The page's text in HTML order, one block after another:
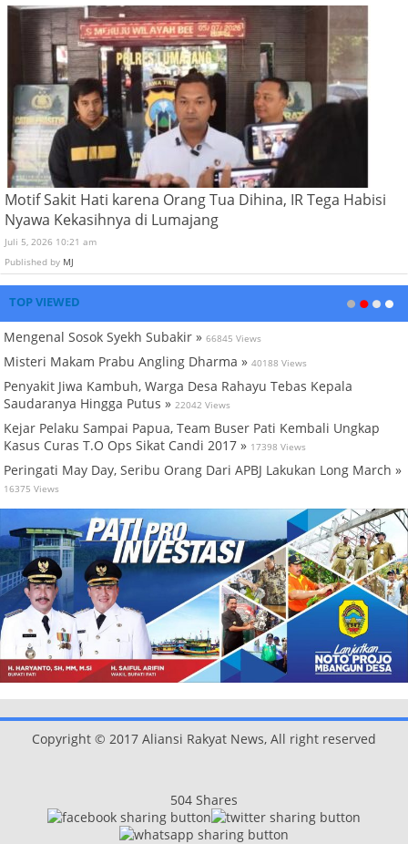
Motif Sakit Hati karena Orang Tua Dihina, IR Tega Habisi
Nyawa Kekasihnya di Lumajang
Juli 5, 2026 10:21 am
Published by MJ
TOP VIEWED
Mengenal Sosok Syekh Subakir » 66845 Views
Misteri Makam Prabu Angling Dharma » 40188 Views
Penyakit Jiwa Kambuh, Warga Desa Rahayu Tebas Kepala
Saudaranya Hingga Putus » 22042 Views
Kejar Pelaku Sampai Papua, Team Buser Pati Kembali Ungkap
Kasus Curas T.O Ops Sikat Candi 2017 » 17398 Views
Peringati May Day, Seribu Orang Dari APBJ Lakukan Long March »
16375 Views
Copyright © 2017 Aliansi Rakyat News, All right reserved
504 Shares